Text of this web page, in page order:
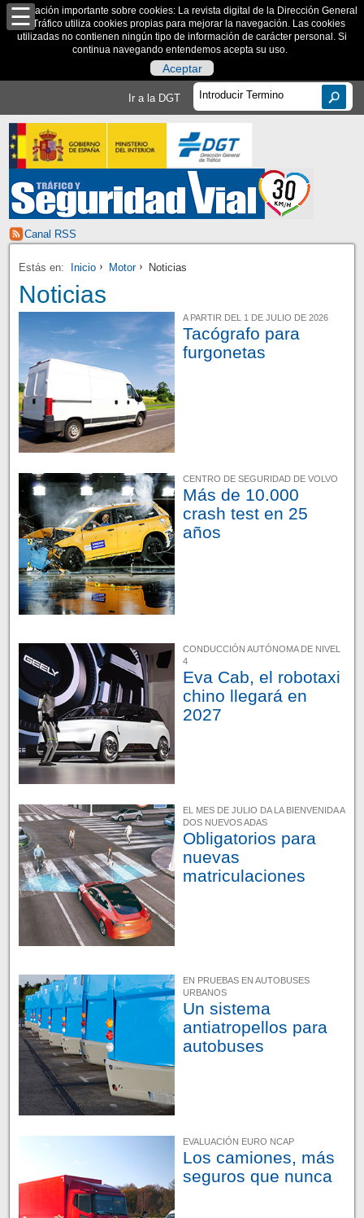
Información importante sobre cookies: La revista digital de la Dirección General
de Tráfico utiliza cookies propias para mejorar la navegación. Las cookies
utilizadas no contienen ningún tipo de información de carácter personal. Si
continua navegando entendemos acepta su uso.
Aceptar
Ir a la DGT
Canal RSS
Estás en: Inicio Motor Noticias
Noticias
A PARTIR DEL 1 DE JULIO DE 2026
Tacógrafo para
furgonetas
CENTRO DE SEGURIDAD DE VOLVO
Más de 10.000
crash test en 25
años
CONDUCCIÓN AUTÓNOMA DE NIVEL
4
Eva Cab, el robotaxi
chino llegará en
2027
EL MES DE JULIO DA LA BIENVENIDA A
DOS NUEVOS ADAS
Obligatorios para
nuevas
matriculaciones
EN PRUEBAS EN AUTOBUSES
URBANOS
Un sistema
antiatropellos para
autobuses
EVALUACIÓN EURO NCAP
Los camiones, más
seguros que nunca